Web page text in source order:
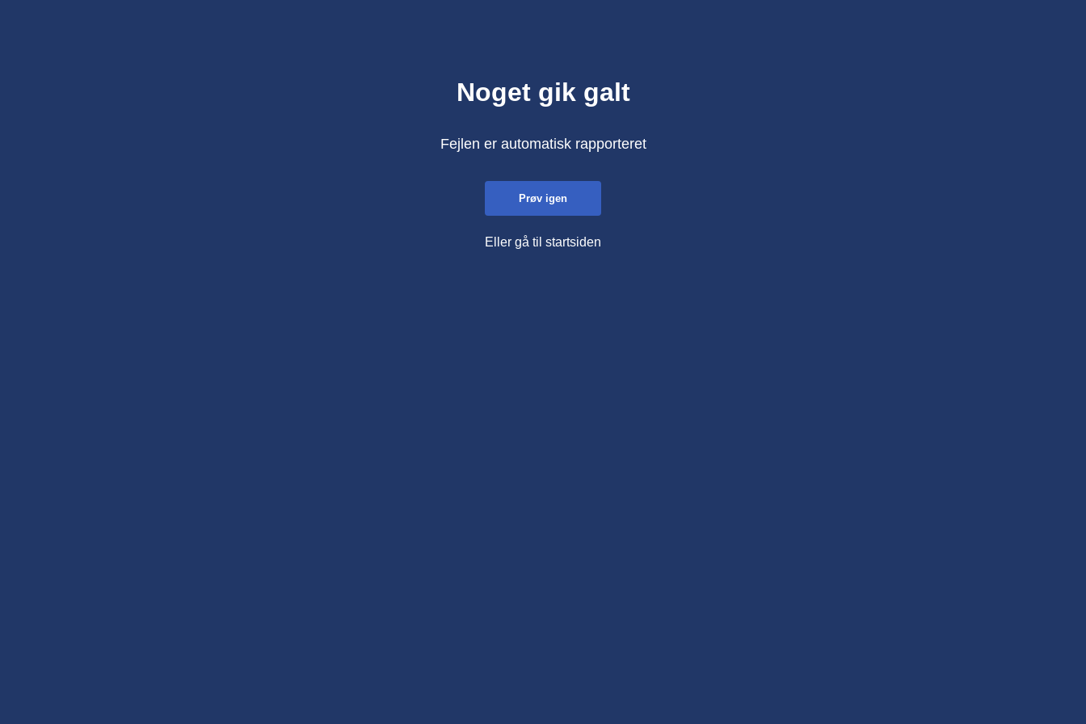
Noget gik galt
Fejlen er automatisk rapporteret
Prøv igen
Eller gå til startsiden